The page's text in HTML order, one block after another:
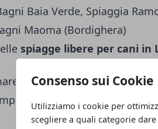
Consenso sui Cookie
Utilizziamo i cookie per
scegliere a quali categorie
Baia Verde, Spiaggia
Maoma (Bordighera)
spiagge libere per cani in
(Imperia)